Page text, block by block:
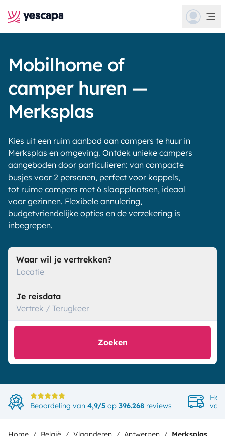
Mobilhome of
camper huren —
Merksplas
Kies uit een ruim aanbod aan campers te huur in
Merksplas en omgeving. Ontdek unieke campers
aangeboden door particulieren: van compacte
busjes voor 2 personen, perfect voor koppels,
tot ruime campers met 6 slaapplaatsen, ideaal
voor gezinnen. Flexibele annulering,
budgetvriendelijke opties en de verzekering is
inbegrepen.
Waar wil je vertrekken?
Locatie
Je reisdata
Vertrek / Terugkeer
Zoeken
Beoordeling van 4,9/5 op 396.268 reviews
Het
van